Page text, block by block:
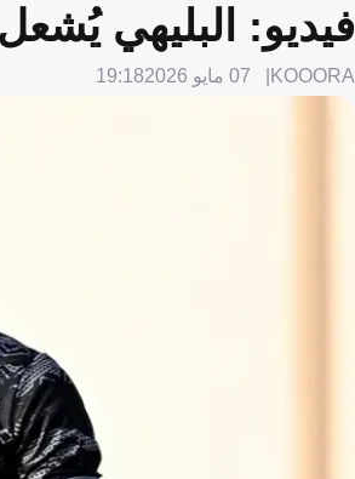
فيديو: البليهي
KOOORA 07 مايو 2026 19:18